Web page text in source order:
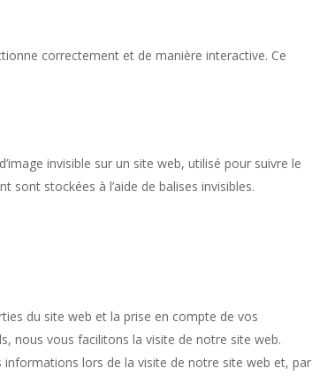
correctement et de manière interactive. Ce
invisible sur un site web, utilisé pour suivre le
sont stockées à l’aide de balises invisibles.
du site web et la prise en compte de vos
nous vous facilitons la visite de notre site web.
informations lors de la visite de notre site web et, par